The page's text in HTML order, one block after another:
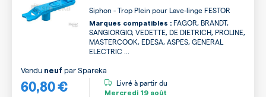
Siphon - Trop Plein pour Lave-linge FESTOR
Marques compatibles : FAGOR, BRANDT,
SANGIORGIO, VEDETTE, DE DIETRICH, PROLINE,
MASTERCOOK, EDESA, ASPES, GENERAL
ELECTRIC ...
60,80 €
Vendu neuf parSpareka
Livré à partir du
Mercredi 19 août